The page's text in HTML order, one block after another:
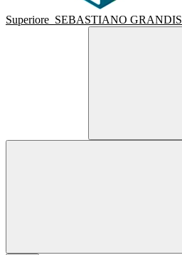
Superiore SEBASTIANO GRANDIS